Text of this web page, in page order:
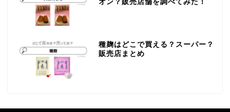
オン？販売店舗を調べてみた！
種麹はどこで買える？スーパー？
販売店まとめ